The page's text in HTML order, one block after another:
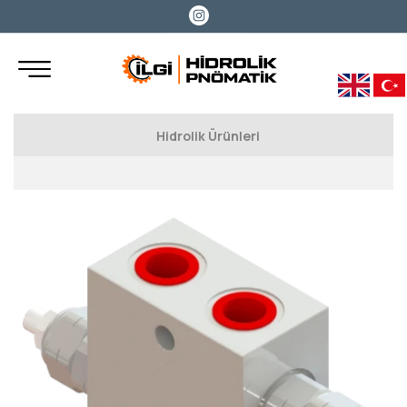
Hidrolik Ürünleri
Walvoil Dişli Pompalar
Oiltechnology Dişli Pompa ve Motorlar
Hema Dişli Pompalar
Hiposan Pompalar
Pratissoli Pompalar